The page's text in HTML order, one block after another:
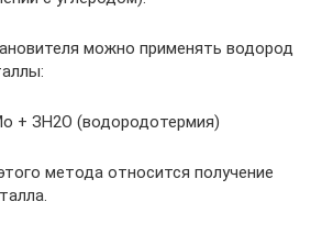
можно применять водород
+ ЗН2O (водородотермия)
метода относится получение